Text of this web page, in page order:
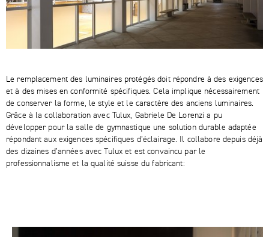
Le remplacement des luminaires protégés doit répondre à des exigences
et à des mises en conformité spécifiques. Cela implique nécessairement
de conserver la forme, le style et le caractère des anciens luminaires.
Grâce à la collaboration avec Tulux, Gabriele De Lorenzi a pu
développer pour la salle de gymnastique une solution durable adaptée
répondant aux exigences spécifiques d’éclairage. Il collabore depuis déjà
des dizaines d’années avec Tulux et est convaincu par le
professionnalisme et la qualité suisse du fabricant: